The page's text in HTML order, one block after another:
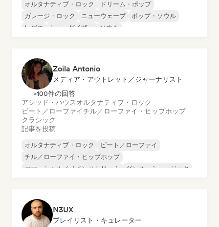
オルタナティブ・ロック
ドリーム・ポップ
ガレージ・ロック
ニューウェーブ
ポップ・ソウル
レゲエ
シューゲイザー ソウル
Zoila Antonio
メディア・アウトレット／ジャーナリスト
>100件の回答
アシッド・ハウスオルタナティブ・ロック
ビート／ローファイチル／ローファイ・ヒップホップ
クラシック
記事を投稿
オルタナティブ・ロック
ビート／ローファイ
チル／ローファイ・ヒップホップ
コマーシャル／メインストリーム
ダンス・ミュージック
N3UX
プレイリスト・キュレーター